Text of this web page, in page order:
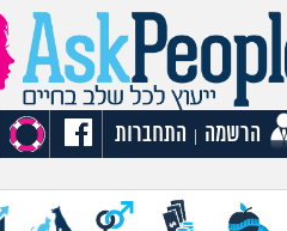
הרשמה התחברות